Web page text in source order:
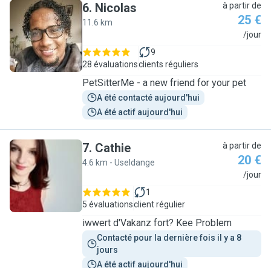
N
6. Nicolas
11.6 km
à partir de
25 €
/jour
28 évaluations
9
clients réguliers
PetSitterMe - a new friend for your pet
A été contacté aujourd'hui
A été actif aujourd'hui
C
7. Cathie
4.6 km - Useldange
à partir de
20 €
/jour
5 évaluations
1
client régulier
iwwert d'Vakanz fort? Kee Problem
Contacté pour la dernière fois il y a 8
jours
A été actif aujourd'hui